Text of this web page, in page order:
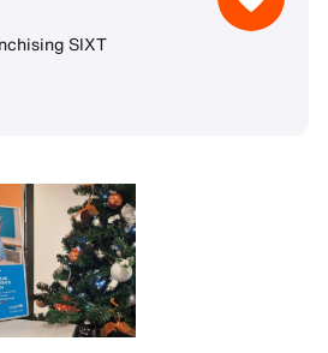
SIXT